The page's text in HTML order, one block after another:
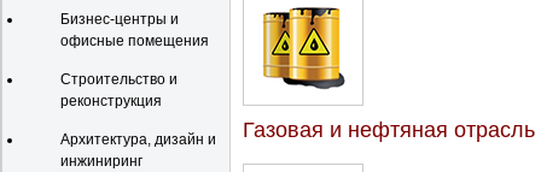
Бизнес-центры и
офисные помещения
Строительство и
реконструкция
Архитектура, дизайн и
инжиниринг
Газовая и нефтяная отрасль